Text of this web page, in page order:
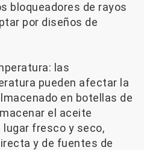
bloqueadores de rayos
por diseños de
las
pueden afectar la
en botellas de
el aceite
lugar fresco y seco,
y de fuentes de